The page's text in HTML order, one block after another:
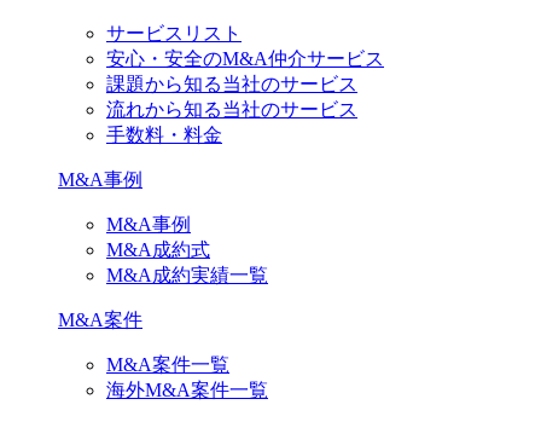
サービスリスト
安心・安全のM&A仲介サービス
課題から知る当社のサービス
流れから知る当社のサービス
手数料・料金
M&A事例
M&A事例
M&A成約式
M&A成約実績一覧
M&A案件
M&A案件一覧
海外M&A案件一覧